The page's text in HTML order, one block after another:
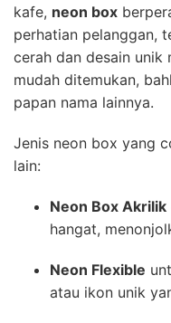
kafe, neon box
perhatian pelanggan,
cerah dan desain unik
mudah ditemukan,
papan nama lainnya.
Jenis neon box yang
lain:
Neon Box Akrilik
hangat,
Neon Flexible
atau ikon unik